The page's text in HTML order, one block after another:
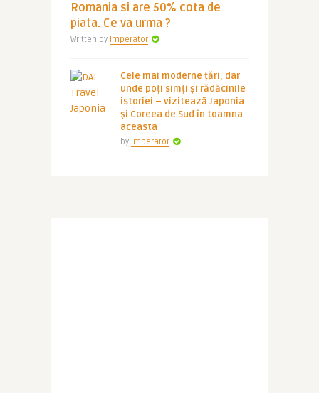
Romania si are 50% cota de
piata. Ce va urma ?
Written by Imperator
Cele mai moderne țări, dar
unde poți simți și rădăcinile
istoriei – vizitează Japonia
și Coreea de Sud în toamna
aceasta
by Imperator